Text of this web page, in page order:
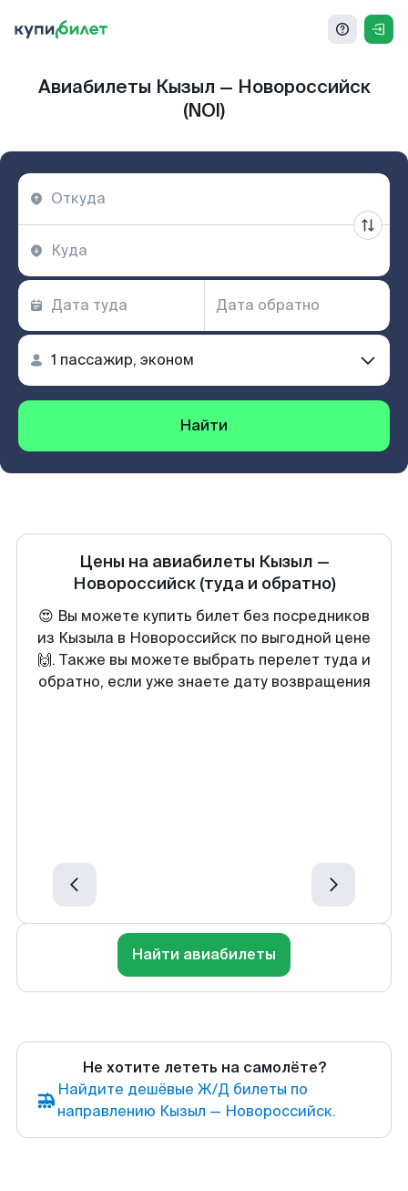
Авиабилеты Кызыл — Новороссийск
(NOI)
Найти
Цены на авиабилеты Кызыл —
Новороссийск (туда и обратно)
😍 Вы можете купить билет без посредников
из Кызыла в Новороссийск по выгодной цене
🙌. Также вы можете выбрать перелет туда и
обратно, если уже знаете дату возвращения
Найти авиабилеты
Не хотите лететь на самолёте?
Найдите дешёвые Ж/Д билеты по
направлению Кызыл — Новороссийск.